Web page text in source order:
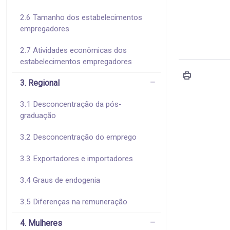
2.6 Tamanho dos estabelecimentos
empregadores
2.7 Atividades econômicas dos
estabelecimentos empregadores
3. Regional
3.1 Desconcentração da pós-
graduação
3.2 Desconcentração do emprego
3.3 Exportadores e importadores
3.4 Graus de endogenia
3.5 Diferenças na remuneração
4. Mulheres